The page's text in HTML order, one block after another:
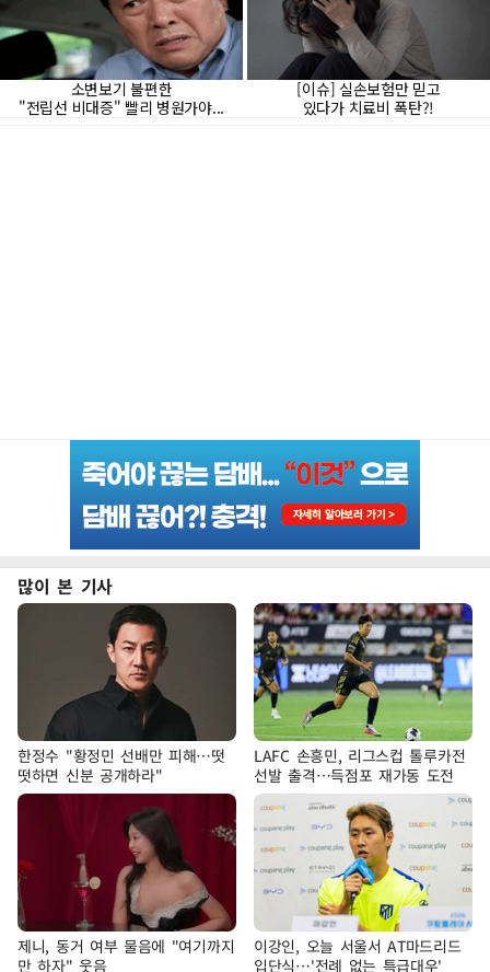
많이 본 기사
한정수 "황정민 선배만 피해…떳
떳하면 신분 공개하라"
LAFC 손흥민, 리그스컵 톨루카전
선발 출격…득점포 재가동 도전
제니, 동거 여부 물음에 "여기까지
만 하자" 웃음
이강인, 오늘 서울서 AT마드리드
입단식…'전례 없는 특급대우'